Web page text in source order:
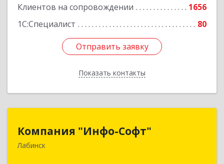
Клиентов на сопровождении
1656
1С:Специалист
80
Отправить заявку
Показать контакты
Отправить заявку
Назад
Компания "Инфо-Софт"
Лабинск
Компания "Инфо-Софт"
352500, Краснодарский край, Лабинский р-н,